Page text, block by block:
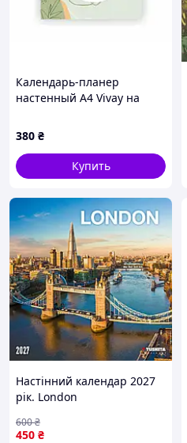
Календарь-планер
настенный А4 Vivay на
380 ₴
Купить
Настінний календар 2027
рік. London
450 ₴
600₴